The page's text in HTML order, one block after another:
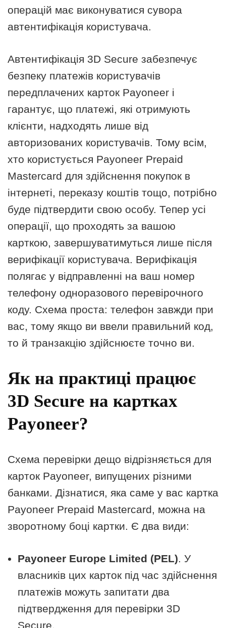
операцій має виконуватися сувора
автентифікація користувача.
Автентифікація 3D Secure забезпечує
безпеку платежів користувачів
передплачених карток Payoneer і
гарантує, що платежі, які отримують
клієнти, надходять лише від
авторизованих користувачів. Тому всім,
хто користується Payoneer Prepaid
Mastercard для здійснення покупок в
інтернеті, переказу коштів тощо, потрібно
буде підтвердити свою особу. Тепер усі
операції, що проходять за вашою
карткою, завершуватимуться лише після
верифікації користувача. Верифікація
полягає у відправленні на ваш номер
телефону одноразового перевірочного
коду. Схема проста: телефон завжди при
вас, тому якщо ви ввели правильний код,
то й транзакцію здійснюєте точно ви.
Як на практиці працює
3D Secure на картках
Payoneer?
Схема перевірки дещо відрізняється для
карток Payoneer, випущених різними
банками. Дізнатися, яка саме у вас картка
Payoneer Prepaid Mastercard, можна на
зворотному боці картки. Є два види:
Payoneer Europe Limited (PEL). У
власників цих карток під час здійснення
платежів можуть запитати два
підтвердження для перевірки 3D
Secure.